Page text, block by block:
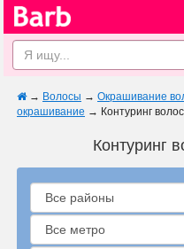
→ Волосы → Окрашивание
окрашивание → Контуринг волос
Контуринг